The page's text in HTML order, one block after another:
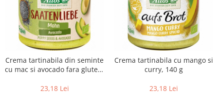
Crema tartinabila din seminte
cu mac si avocado fara gluten,
23,18 Lei
Crema tartinabila cu mango si
curry, 140 g
23,18 Lei